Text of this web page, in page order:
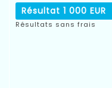
Résultat 1 000 EUR
Résultats sans frais